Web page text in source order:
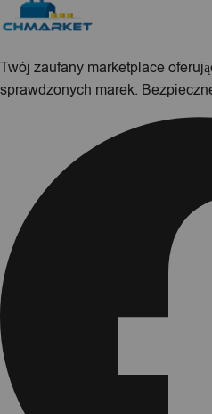
Twój zaufany marketplace
sprawdzonych marek.